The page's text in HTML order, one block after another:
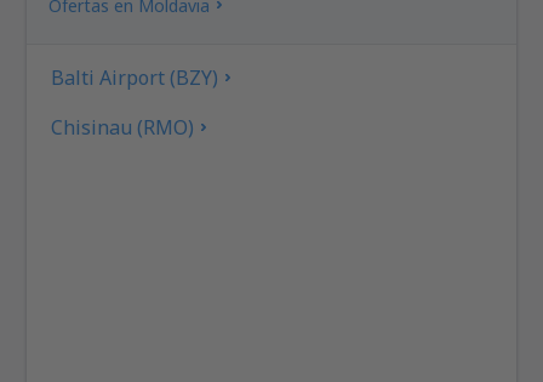
Ofertas en Moldavia
Balti Airport (BZY)
Chisinau (RMO)